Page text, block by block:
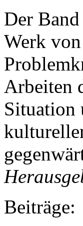
Der
Werk
Arbeiten
Situation
Beiträge: